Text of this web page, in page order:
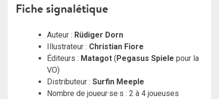
Fiche signalétique
Auteur : Rüdiger Dorn
Illustrateur : Christian Fiore
Éditeurs : Matagot ( Pegasus Spiele pour la
VO)
Distributeur : Surfin Meeple
Nombre de joueur·se·s : 2 à 4 joueuses